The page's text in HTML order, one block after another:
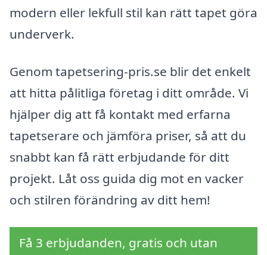
modern eller lekfull stil kan rätt tapet göra
underverk.
Genom tapetsering-pris.se blir det enkelt
att hitta pålitliga företag i ditt område. Vi
hjälper dig att få kontakt med erfarna
tapetserare och jämföra priser, så att du
snabbt kan få rätt erbjudande för ditt
projekt. Låt oss guida dig mot en vacker
och stilren förändring av ditt hem!
Få 3 erbjudanden, gratis och utan